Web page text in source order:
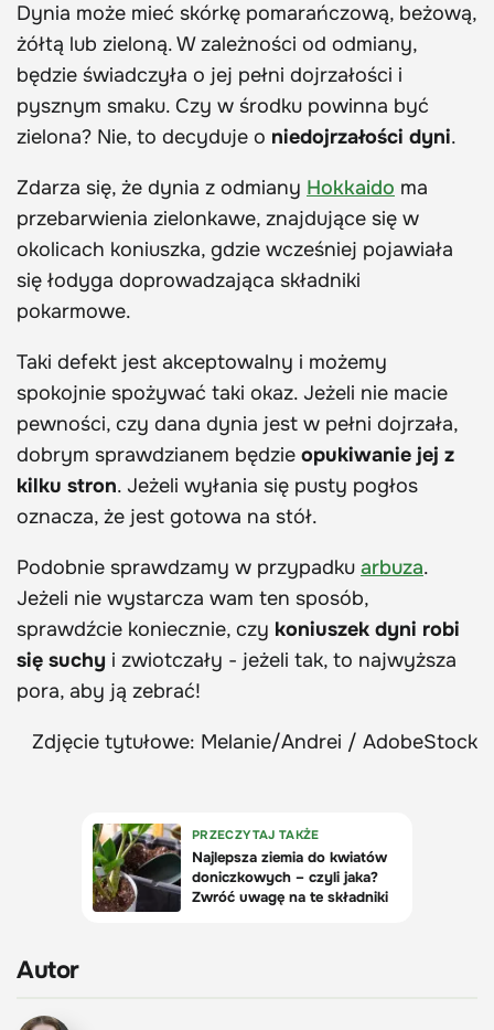
Dynia może mieć skórkę pomarańczową, beżową,
żółtą lub zieloną. W zależności od odmiany,
będzie świadczyła o jej pełni dojrzałości i
pysznym smaku. Czy w środku powinna być
zielona? Nie, to decyduje o niedojrzałości dyni.
Zdarza się, że dynia z odmiany Hokkaido ma
przebarwienia zielonkawe, znajdujące się w
okolicach koniuszka, gdzie wcześniej pojawiała
się łodyga doprowadzająca składniki
pokarmowe.
Taki defekt jest akceptowalny i możemy
spokojnie spożywać taki okaz. Jeżeli nie macie
pewności, czy dana dynia jest w pełni dojrzała,
dobrym sprawdzianem będzie opukiwanie jej z
kilku stron. Jeżeli wyłania się pusty pogłos
oznacza, że jest gotowa na stół.
Podobnie sprawdzamy w przypadku arbuza.
Jeżeli nie wystarcza wam ten sposób,
sprawdźcie koniecznie, czy koniuszek dyni robi
się suchy i zwiotczały - jeżeli tak, to najwyższa
pora, aby ją zebrać!
Zdjęcie tytułowe: Melanie/Andrei / AdobeStock
Autor